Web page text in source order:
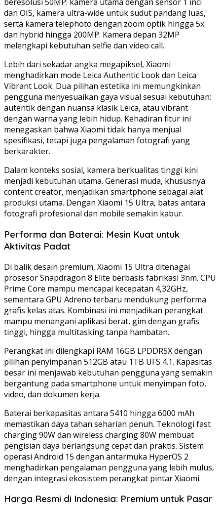
dan OIS, kamera ultra-wide untuk sudut pandang luas,
serta kamera telephoto dengan zoom optik hingga 5x
dan hybrid hingga 200MP. Kamera depan 32MP
melengkapi kebutuhan selfie dan video call.
Lebih dari sekadar angka megapiksel, Xiaomi
menghadirkan mode Leica Authentic Look dan Leica
Vibrant Look. Dua pilihan estetika ini memungkinkan
pengguna menyesuaikan gaya visual sesuai kebutuhan:
autentik dengan nuansa klasik Leica, atau vibrant
dengan warna yang lebih hidup. Kehadiran fitur ini
menegaskan bahwa Xiaomi tidak hanya menjual
spesifikasi, tetapi juga pengalaman fotografi yang
berkarakter.
Dalam konteks sosial, kamera berkualitas tinggi kini
menjadi kebutuhan utama. Generasi muda, khususnya
content creator, menjadikan smartphone sebagai alat
produksi utama. Dengan Xiaomi 15 Ultra, batas antara
fotografi profesional dan mobile semakin kabur.
Performa dan Baterai: Mesin Kuat untuk
Aktivitas Padat
Di balik desain premium, Xiaomi 15 Ultra ditenagai
prosesor Snapdragon 8 Elite berbasis fabrikasi 3nm. CPU
Prime Core mampu mencapai kecepatan 4,32GHz,
sementara GPU Adreno terbaru mendukung performa
grafis kelas atas. Kombinasi ini menjadikan perangkat
mampu menangani aplikasi berat, gim dengan grafis
tinggi, hingga multitasking tanpa hambatan.
Perangkat ini dilengkapi RAM 16GB LPDDR5X dengan
pilihan penyimpanan 512GB atau 1TB UFS 4.1. Kapasitas
besar ini menjawab kebutuhan pengguna yang semakin
bergantung pada smartphone untuk menyimpan foto,
video, dan dokumen kerja.
Baterai berkapasitas antara 5410 hingga 6000 mAh
memastikan daya tahan seharian penuh. Teknologi fast
charging 90W dan wireless charging 80W membuat
pengisian daya berlangsung cepat dan praktis. Sistem
operasi Android 15 dengan antarmuka HyperOS 2
menghadirkan pengalaman pengguna yang lebih mulus,
dengan integrasi ekosistem perangkat pintar Xiaomi.
Harga Resmi di Indonesia: Premium untuk Pasar